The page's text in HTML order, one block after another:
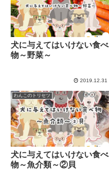
犬に与えてはいけない食べ
物～野菜～
2019.12.31
わんこのトリセツ
犬に与えてはいけない食べ
物～魚介類～②貝